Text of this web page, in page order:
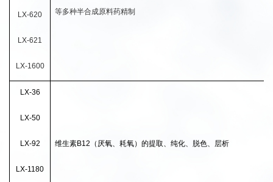
LX-620
LX-621
LX-1600
等多种半合成原料药精制
LX-36
LX-50
LX-92
LX-1180
维生素B12（厌氧、耗氧）的提取、纯化、脱色、层析